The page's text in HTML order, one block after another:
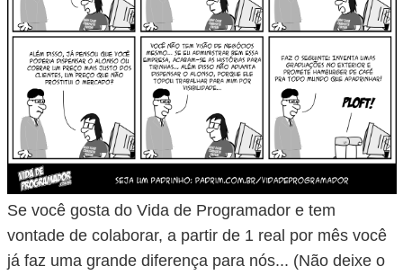
Se você gosta do Vida de Programador e tem
vontade de colaborar, a partir de 1 real por mês você
já faz uma grande diferença para nós... (Não deixe o